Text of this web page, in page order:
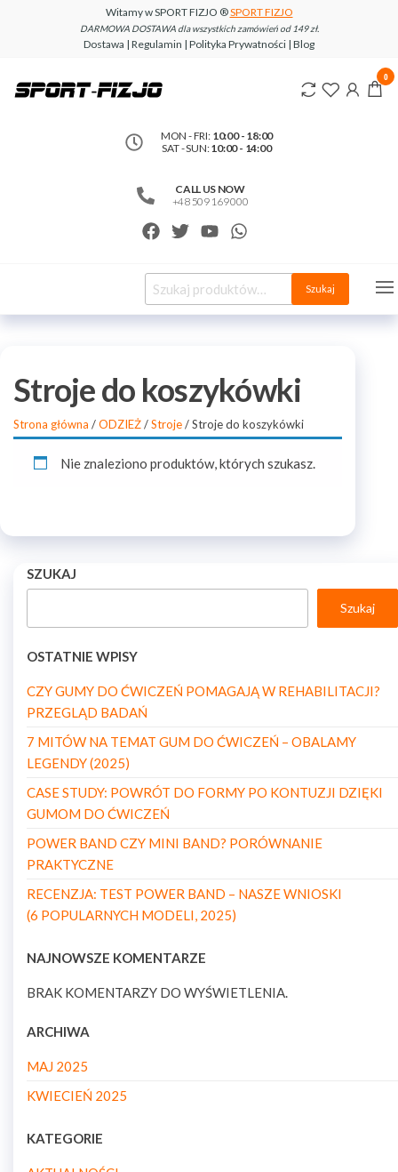
Witamy w SPORT FIZJO ®SPORT FIZJO
DARMOWA DOSTAWA dla wszystkich zamówień od 149 zł.
Dostawa | Regulamin | Polityka Prywatności | Blog
www.sport-
MON - FRI: 10:00 - 18:00
SAT - SUN:10:00 - 14:00
CALL US NOW
+48 509 169 000
0
Szukaj
Stroje do koszykówki
Strona główna /ODZIEŻ/Stroje/ Stroje do koszykówki
Nie znaleziono produktów, których szukasz.
SZUKAJ
Szukaj
OSTATNIE WPISY
CZY GUMY DO ĆWICZEŃ POMAGAJĄ W REHABILITACJI?
PRZEGLĄD BADAŃ
7 MITÓW NA TEMAT GUM DO ĆWICZEŃ – OBALAMY
LEGENDY (2025)
CASE STUDY: POWRÓT DO FORMY PO KONTUZJI DZIĘKI
GUMOM DO ĆWICZEŃ
POWER BAND CZY MINI BAND? PORÓWNANIE
PRAKTYCZNE
RECENZJA: TEST POWER BAND – NASZE WNIOSKI
(6 POPULARNYCH MODELI, 2025)
NAJNOWSZE KOMENTARZE
BRAK KOMENTARZY DO WYŚWIETLENIA.
ARCHIWA
MAJ 2025
KWIECIEŃ 2025
KATEGORIE